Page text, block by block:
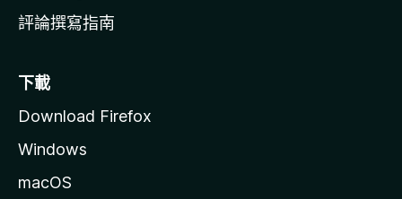
評論撰寫指南
下載
Download Firefox
Windows
macOS